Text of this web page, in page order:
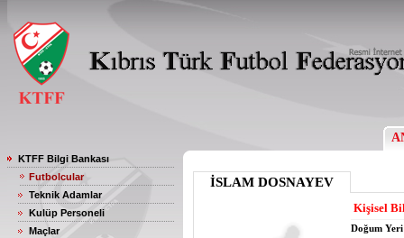
KTFF Bilgi Bankası
Futbolcular
Teknik Adamlar
Kulüp Personeli
Maçlar
İSLAM DOSNAYEV
Kişisel
Doğum Yeri